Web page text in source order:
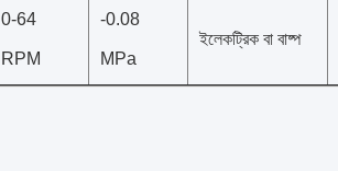
0-64
RPM
-0.08
MPa
ইলেকট্রিক বা বাষ্প